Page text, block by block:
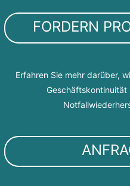
FORDERN
Erfahren Sie mehr darüber,